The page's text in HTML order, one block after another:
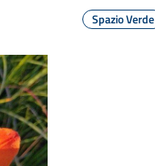
Spazio Verde